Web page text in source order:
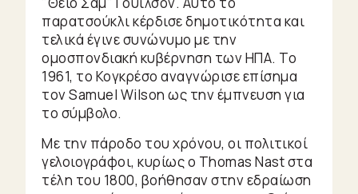
παρατσούκλι κέρδισε δημοτικότητα και
τελικά έγινε συνώνυμο με την
ομοσπονδιακή κυβέρνηση των ΗΠΑ. Το
1961, το Κογκρέσο αναγνώρισε επίσημα
τον Samuel Wilson ως την έμπνευση για
το σύμβολο.
Με την πάροδο του χρόνου, οι πολιτικοί
γελοιογράφοι, κυρίως ο Thomas Nast στα
τέλη του 1800, βοήθησαν στην εδραίωση